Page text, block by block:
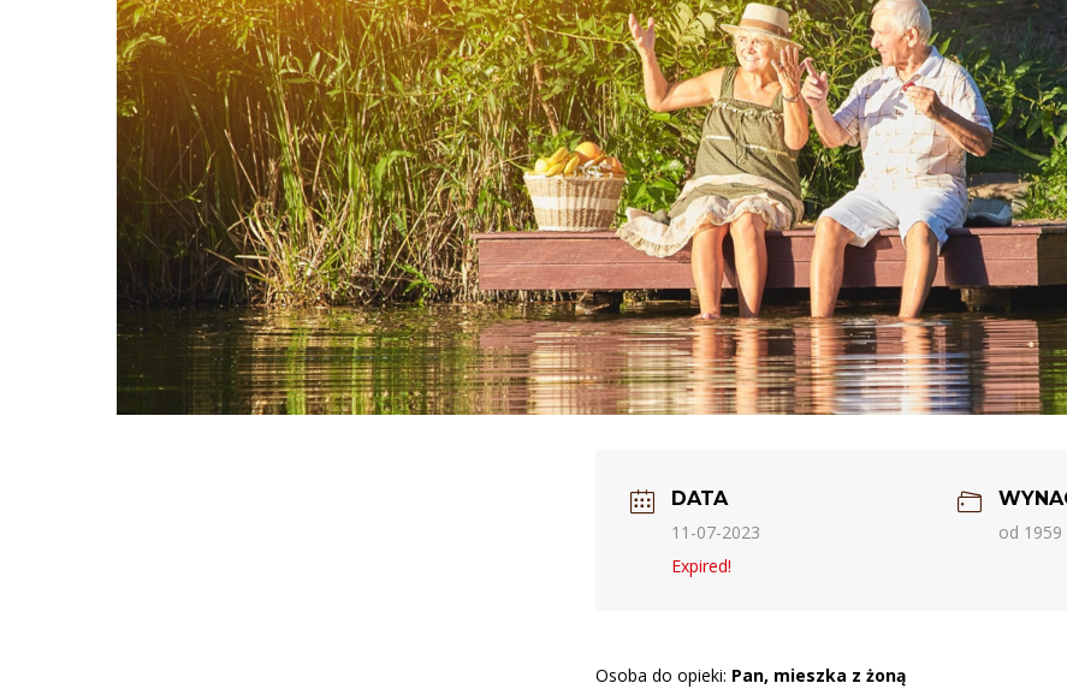
DATA
11-07-2023
Expired!
od
Osoba do opieki: Pan, mieszka z żoną